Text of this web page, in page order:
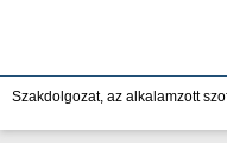
Szakdolgozat, az alkalamzott